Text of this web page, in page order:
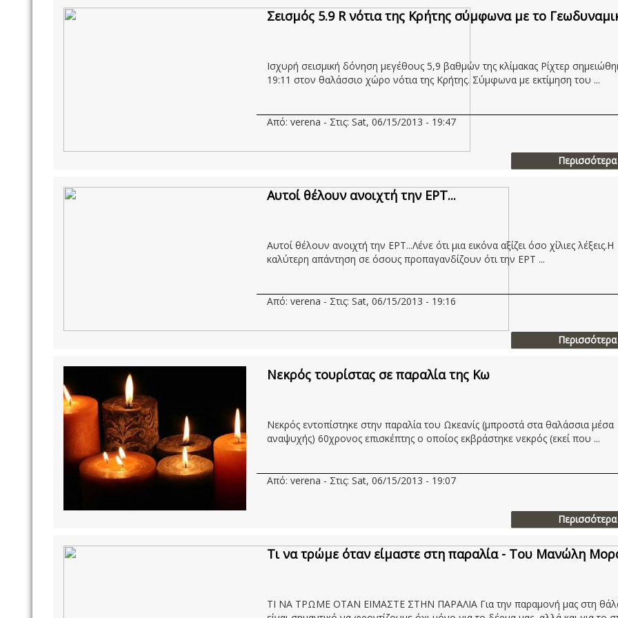
Σεισμός 5.9 R νότια της Κρήτης σύμφωνα με το
Ισχυρή σεισμική δόνηση μεγέθους 5,9 βαθμών της κλίμακας Ρίχτερ
19:11 στον θαλάσσιο χώρο νότια της Κρήτης. Σύμφωνα με εκτίμηση του ...
Από: verena - Στις: Sat, 06/15/2013 - 19:47
Περισσότερα
Αυτοί θέλουν ανοιχτή την ΕΡΤ...
Αυτοί θέλουν ανοιχτή την ΕΡΤ...Λένε ότι μια εικόνα αξίζει όσο χίλιες λέξεις.Η
καλύτερη απάντηση σε όσους προπαγανδίζουν ότι την ΕΡΤ ...
Από: verena - Στις: Sat, 06/15/2013 - 19:16
Περισσότερα
Νεκρός τουρίστας σε παραλία της Κω
Νεκρός εντοπίστηκε στην παραλία του Ωκεανίς (μπροστά στα θαλάσσια μέσα
αναψυχής) 60χρονος επισκέπτης ο οποίος εκβράστηκε νεκρός (εκεί που ...
Από: verena - Στις: Sat, 06/15/2013 - 19:07
Περισσότερα
Τι να τρώμε όταν είμαστε στη παραλία - Του Μανώλη
ΤΙ ΝΑ ΤΡΩΜΕ ΟΤΑΝ ΕΙΜΑΣΤΕ ΣΤΗΝ ΠΑΡΑΛΙΑ Για την παραμονή μας στη